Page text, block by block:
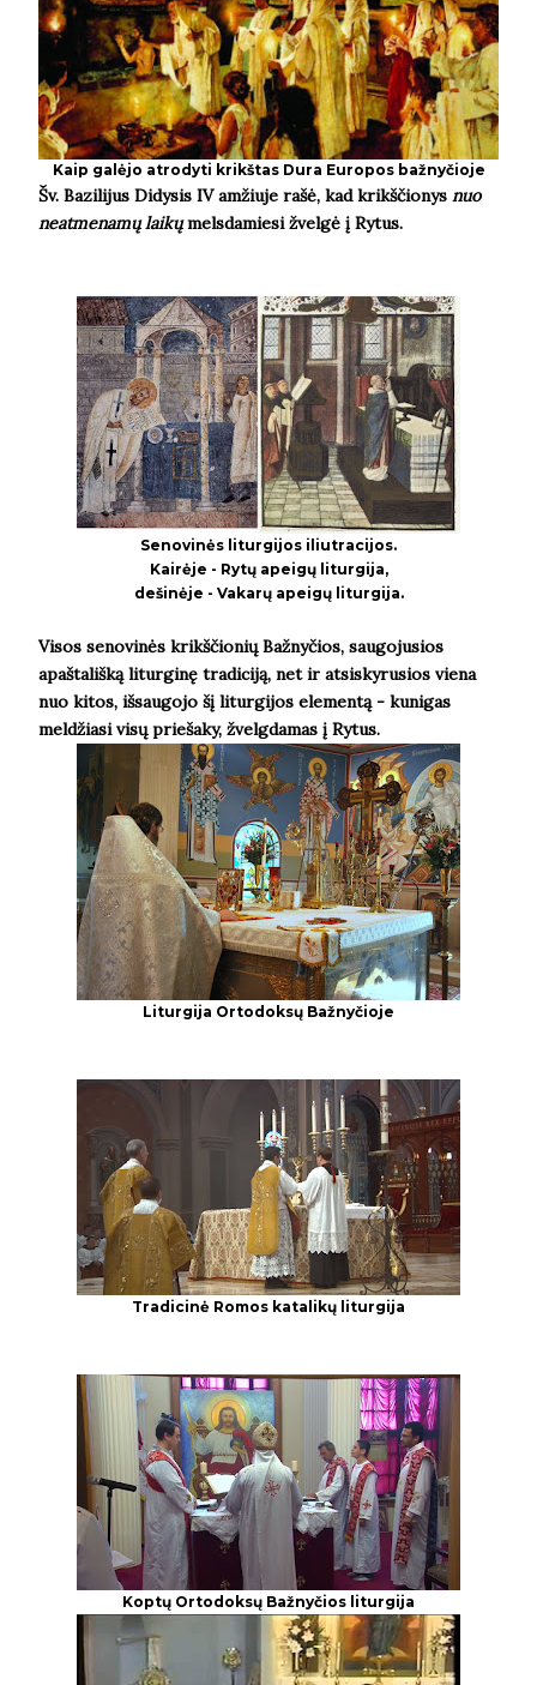
Kaip galėjo atrodyti krikštas Dura Europos bažnyčioje
Šv. Bazilijus Didysis IV amžiuje rašė, kad krikščionys nuo
neatmenamų laikųmelsdamiesi žvelgė į Rytus.
Senovinės liturgijos iliutracijos.
Kairėje - Rytų apeigų liturgija,
dešinėje - Vakarų apeigų liturgija.
Visos senovinės krikščionių Bažnyčios, saugojusios
apaštališką liturginę tradiciją, net ir atsiskyrusios viena
nuo kitos, išsaugojo šį liturgijos elementą - kunigas
meldžiasi visų priešaky, žvelgdamas į Rytus.
Liturgija Ortodoksų Bažnyčioje
Tradicinė Romos katalikų liturgija
Koptų Ortodoksų Bažnyčios liturgija